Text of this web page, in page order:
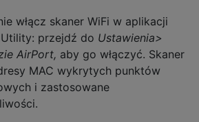
włącz skaner WiFi w aplikacji
przejdź do Ustawienia>
AirPort, aby go włączyć. Skaner
MAC wykrytych punktów
i zastosowane